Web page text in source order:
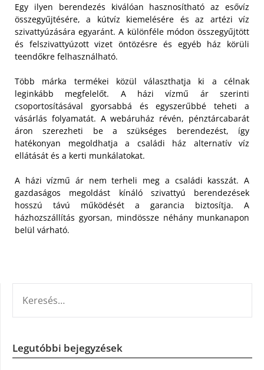
Egy ilyen berendezés kiválóan hasznosítható az esővíz
összegyűjtésére, a kútvíz kiemelésére és az artézi víz
szivattyúzására egyaránt. A különféle módon összegyűjtött
és felszivattyúzott vizet öntözésre és egyéb ház körüli
teendőkre felhasználható.
Több márka termékei közül választhatja ki a célnak
leginkább megfelelőt. A házi vízmű ár szerinti
csoportosításával gyorsabbá és egyszerűbbé teheti a
vásárlás folyamatát. A webáruház révén, pénztárcabarát
áron szerezheti be a szükséges berendezést, így
hatékonyan megoldhatja a családi ház alternatív víz
ellátását és a kerti munkálatokat.
A házi vízmű ár nem terheli meg a családi kasszát. A
gazdaságos megoldást kínáló szivattyú berendezések
hosszú távú működését a garancia biztosítja. A
házhozszállítás gyorsan, mindössze néhány munkanapon
belül várható.
Legutóbbi bejegyzések